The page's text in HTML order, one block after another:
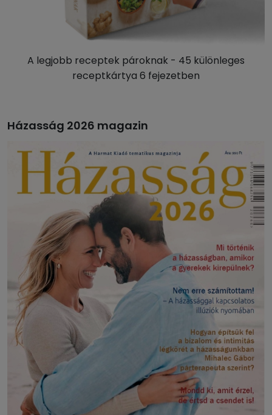
A legjobb receptek pároknak - 45 különleges
receptkártya 6 fejezetben
Házasság 2026 magazin